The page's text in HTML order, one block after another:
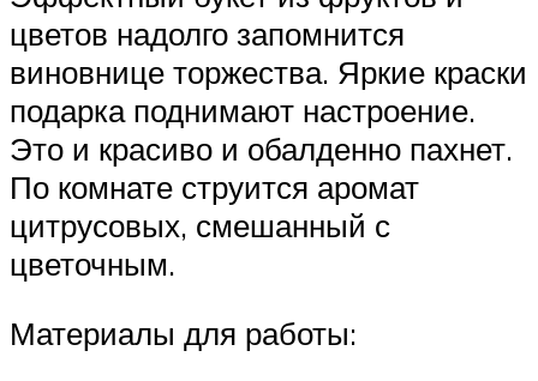
цветов надолго запомнится
виновнице торжества. Яркие краски
подарка поднимают настроение.
Это и красиво и обалденно пахнет.
По комнате струится аромат
цитрусовых, смешанный с
цветочным.
Материалы для работы: